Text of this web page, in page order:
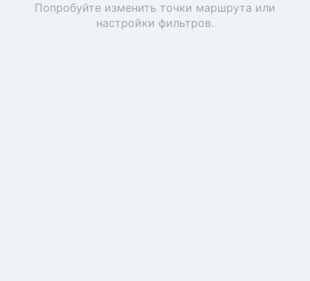
Попробуйте изменить точки маршрута или
настройки фильтров.